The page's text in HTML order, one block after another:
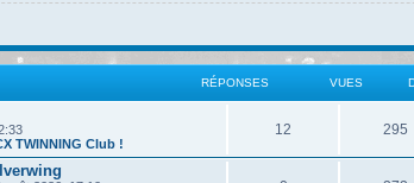
RÉPONSES VUES
TWINNING Club !
12 295